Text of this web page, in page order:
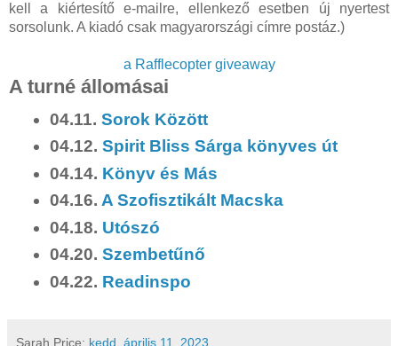
kell a kiértesítő e-mailre, ellenkező esetben új nyertest
sorsolunk. A kiadó csak magyarországi címre postáz.)
a Rafflecopter giveaway
A turné állomásai
04.11.Sorok Között
04.12.Spirit Bliss Sárga könyves út
04.14. Könyv és Más
04.16. A Szofisztikált Macska
04.18. Utószó
04.20.Szembetűnő
04.22. Readinspo
Sarah Price: kedd, április 11, 2023